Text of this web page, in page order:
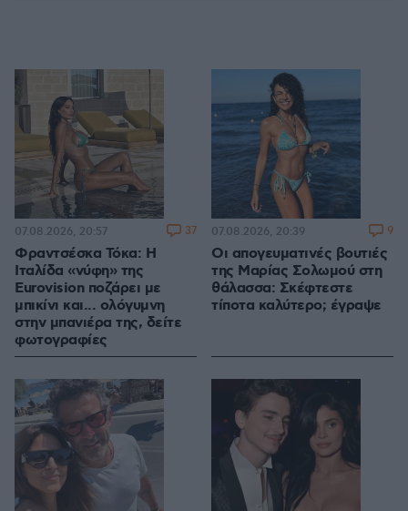
Φραντσέσκα Τόκα: Η
Ιταλίδα «νύφη» της
Eurovision ποζάρει με
μπικίνι και... ολόγυμνη
στην μπανιέρα της, δείτε
φωτογραφίες
07.08.2026, 20:57 37
Οι απογευματινές βουτιές
της Μαρίας Σολωμού στη
θάλασσα: Σκέφτεστε
τίποτα καλύτερο; έγραψε
07.08.2026, 20:39 9